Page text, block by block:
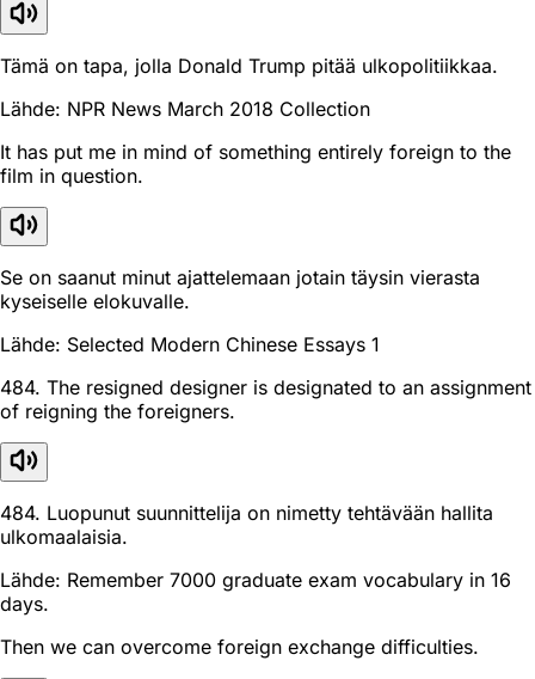
Tämä on tapa, jolla Donald Trump pitää ulkopolitiikkaa.
Lähde: NPR News March 2018 Collection
It has put me in mind of something entirely foreign to the
film in question.
Se on saanut minut ajattelemaan jotain täysin vierasta
kyseiselle elokuvalle.
Lähde: Selected Modern Chinese Essays 1
484. The resigned designer is designated to an assignment
of reigning the foreigners.
484. Luopunut suunnittelija on nimetty tehtävään hallita
ulkomaalaisia.
Lähde: Remember 7000 graduate exam vocabulary in 16
days.
Then we can overcome foreign exchange difficulties.